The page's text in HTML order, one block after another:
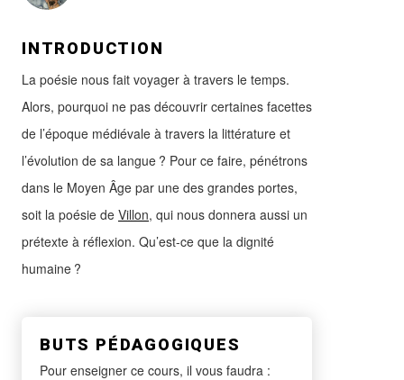
INTRODUCTION
La poésie nous fait voyager à travers le temps.
Alors, pourquoi ne pas découvrir certaines facettes
de l’époque médiévale à travers la littérature et
l’évolution de sa langue ? Pour ce faire, pénétrons
dans le Moyen Âge par une des grandes portes,
soit la poésie de Villon, qui nous donnera aussi un
prétexte à réflexion. Qu’est-ce que la dignité
humaine ?
BUTS PÉDAGOGIQUES
Pour enseigner ce cours, il vous faudra :